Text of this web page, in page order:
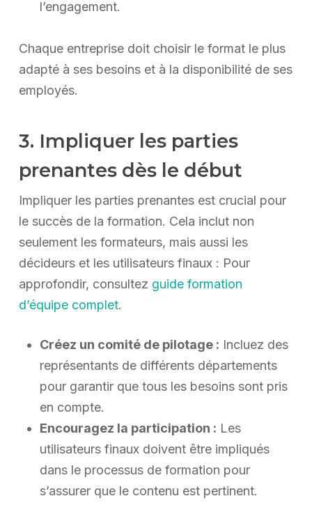
l’engagement.
Chaque entreprise doit choisir le format le plus
adapté à ses besoins et à la disponibilité de ses
employés.
3. Impliquer les parties
prenantes dès le début
Impliquer les parties prenantes est crucial pour
le succès de la formation. Cela inclut non
seulement les formateurs, mais aussi les
décideurs et les utilisateurs finaux : Pour
approfondir, consultez guide formation
d’équipe complet.
Créez un comité de pilotage : Incluez des
représentants de différents départements
pour garantir que tous les besoins sont pris
en compte.
Encouragez la participation : Les
utilisateurs finaux doivent être impliqués
dans le processus de formation pour
s’assurer que le contenu est pertinent.